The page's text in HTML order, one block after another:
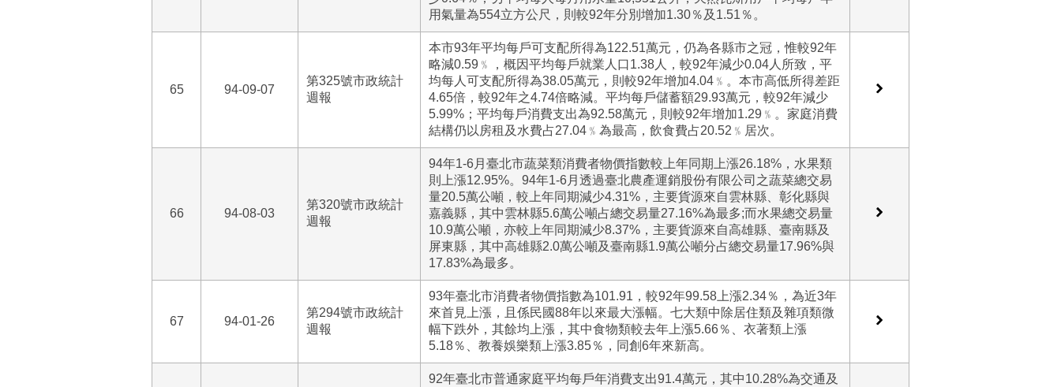
用氣量為554立方公尺，則較92年分別增加1.30％及1.51％。
65 94-09-07
第325號市政統計
週報
本市93年平均每戶可支配所得為122.51萬元，仍為各縣市之冠，惟較92年
略減0.59﹪，概因平均每戶就業人口1.38人，較92年減少0.04人所致，平
均每人可支配所得為38.05萬元，則較92年增加4.04﹪。本市高低所得差距
4.65倍，較92年之4.74倍略減。平均每戶儲蓄額29.93萬元，較92年減少
5.99%；平均每戶消費支出為92.58萬元，則較92年增加1.29﹪。家庭消費
結構仍以房租及水費占27.04﹪為最高，飲食費占20.52﹪居次。
66 94-08-03
第320號市政統計
週報
94年1-6月臺北市蔬菜類消費者物價指數較上年同期上漲26.18%，水果類
則上漲12.95%。94年1-6月透過臺北農產運銷股份有限公司之蔬菜總交易
量20.5萬公噸，較上年同期減少4.31%，主要貨源來自雲林縣、彰化縣與
嘉義縣，其中雲林縣5.6萬公噸占總交易量27.16%為最多;而水果總交易量
10.9萬公噸，亦較上年同期減少8.37%，主要貨源來自高雄縣、臺南縣及
屏東縣，其中高雄縣2.0萬公噸及臺南縣1.9萬公噸分占總交易量17.96%與
17.83%為最多。
67 94-01-26
第294號市政統計
週報
93年臺北市消費者物價指數為101.91，較92年99.58上漲2.34％，為近3年
來首見上漲，且係民國88年以來最大漲幅。七大類中除居住類及雜項類微
幅下跌外，其餘均上漲，其中食物類較去年上漲5.66％、衣著類上漲
5.18％、教養娛樂類上漲3.85％，同創6年來新高。
92年臺北市普通家庭平均每戶年消費支出91.4萬元，其中10.28%為交通及